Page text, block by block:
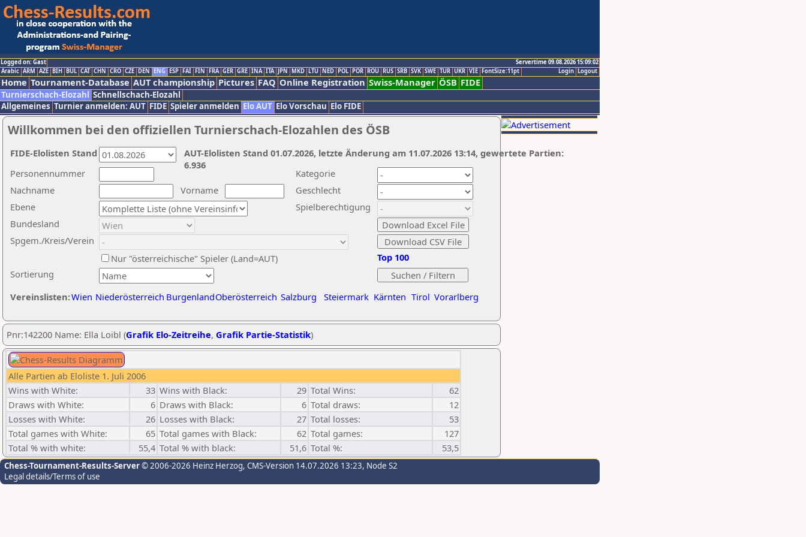
Logged on: Gast
Servertime 09.08.2026 15:09:02
Logout
Login
Arabic ARM AZE BIH BUL CAT CHN CRO CZE DEN ENG ESP FAI FIN FRA GER GRE INA ITA JPN MKD LTU NED POL POR ROU RUS SRB SVK SWE TUR UKR VIE FontSize:11pt
Home Tournament-Database AUT championship Pictures FAQ Online Registration Swiss-Manager ÖSB FIDE
Turnierschach-Elozahl Schnellschach-Elozahl
Allgemeines Turnier anmelden: AUT FIDE Spieler anmelden Elo AUT Elo Vorschau Elo FIDE
Willkommen bei den offiziellen Turnierschach-Elozahlen des ÖSB
Nachname
Vorname
Ebene
Kategorie
Sortierung
Personennummer
Bundesland
Spgem./Kreis/Verein
Geschlecht
Nur "österreichische" Spieler (Land=AUT)
Spielberechtigung
Vereinslisten:Wien Niederösterreich BurgenlandOberösterreich Salzburg Steiermark Kärnten Tirol Vorarlberg
Top 100
AUT-Elolisten Stand 01.07.2026, letzte Änderung am 11.07.2026 13:14, gewertete Partien:
6.936
FIDE-Elolisten Stand
Pnr:142200 Name: Ella Loibl (Grafik Elo-Zeitreihe, Grafik Partie-Statistik)
Alle Partien ab Eloliste 1. Juli 2006
Wins with White:
33 Wins with Black: 29 Total Wins:
62
Draws with White:
6 Draws with Black: 6 Total draws:
12
Losses with White:
26 Losses with Black: 27 Total losses:
53
Total games with White:
65 Total games with Black: 62 Total games:
127
Total % with white:
55,4 Total % with black: 51,6 Total %: 53,5
Chess-Tournament-Results-Server© 2006-2026 Heinz Herzog, CMS-Version 14.07.2026 13:23, Node S2
Legal details/Terms of use